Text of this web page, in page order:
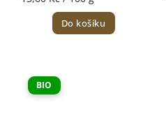
Do košíku
BIO